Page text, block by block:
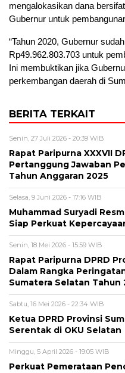
mengalokasikan dana
Gubernur untuk
“Tahun 2020, Gubernur
Rp49.962.803.703 untuk
Ini membuktikan jika
perkembangan daerah di
BERITA TERKAIT
Senin, 27 Juli 2026 - 20:39 WIB
Rapat Paripurna XXXVII
Pertanggung Jawaban
Tahun Anggaran 2025
Selasa, 9 Juni 2026 - 17:16 WIB
Muhammad Suryadi
Siap Perkuat
Senin, 18 Mei 2026 - 15:59 WIB
Rapat Paripurna DPRD
Dalam Rangka
Sumatera Selatan Tahun
Sabtu, 16 Mei 2026 - 22:34 WIB
Ketua DPRD Provinsi
Serentak di OKU Selatan
Minggu, 5 April 2026 - 19:05 WIB
Perkuat Pemerataan